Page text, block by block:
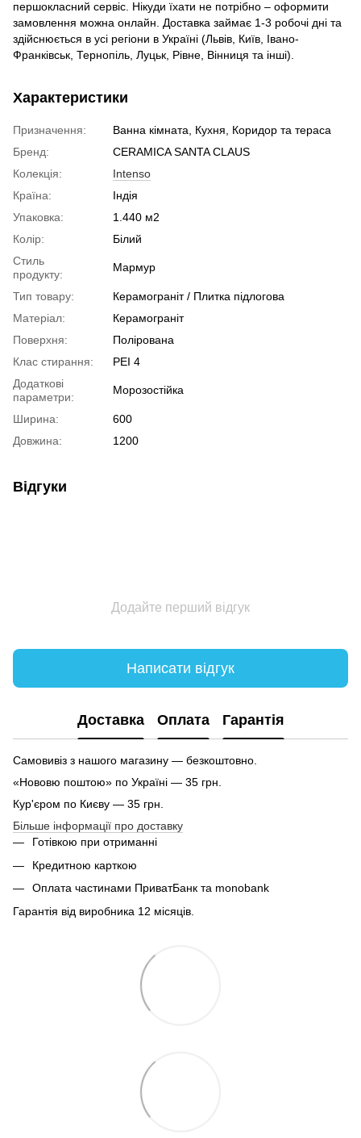
першокласний сервіс. Нікуди їхати не потрібно – оформити
замовлення можна онлайн. Доставка займає 1-3 робочі дні та
здійснюється в усі регіони в Україні (Львів, Київ, Івано-
Франківськ, Тернопіль, Луцьк, Рівне, Вінниця та інші).
Характеристики
Призначення:
Ванна кімната, Кухня, Коридор та тераса
Бренд:
CERAMICA SANTA CLAUS
Колекція:
Intenso
Країна:
Індія
Упаковка:
1.440 м2
Колір:
Білий
Стиль
продукту:
Мармур
Тип товару:
Керамограніт / Плитка підлогова
Матеріал:
Керамограніт
Поверхня:
Полірована
Клас стирання:
PEI 4
Додаткові
параметри:
Морозостійка
Ширина:
600
Довжина:
1200
Відгуки
Додайте перший відгук
Написати відгук
Доставка Оплата Гарантія
Самовивіз з нашого магазину — безкоштовно.
«Нововю поштою» по Україні — 35 грн.
Кур'єром по Києву — 35 грн.
Більше інформації про доставку
Готівкою при отриманні
Кредитною карткою
Оплата частинами ПриватБанк та monobank
Гарантія від виробника 12 місяців.